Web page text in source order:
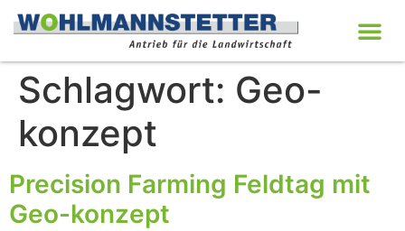
Schlagwort: Geo-
konzept
Precision Farming Feldtag mit
Geo-konzept